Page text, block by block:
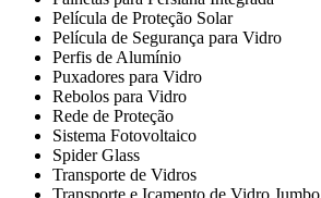
Película de Proteção Solar
Película de Segurança para Vidro
Perfis de Alumínio
Puxadores para Vidro
Rebolos para Vidro
Rede de Proteção
Sistema Fotovoltaico
Spider Glass
Transporte de Vidros
Transporte e Içamento de Vidro Jumbo